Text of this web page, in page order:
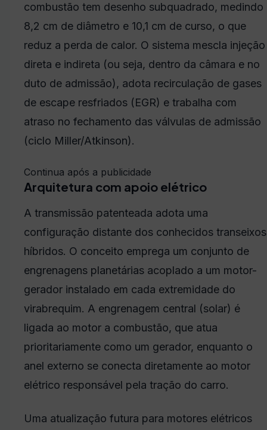
combustão tem desenho subquadrado, medindo
8,2 cm de diâmetro e 10,1 cm de curso, o que
reduz a perda de calor. O sistema mescla injeção
direta e indireta (ou seja, dentro da câmara e no
duto de admissão), adota recirculação de gases
de escape resfriados (EGR) e trabalha com
atraso no fechamento das válvulas de admissão
(ciclo Miller/Atkinson).
Continua após a publicidade
Arquitetura com apoio elétrico
A transmissão patenteada adota uma
configuração distante dos conhecidos transeixos
híbridos. O conceito emprega um conjunto de
engrenagens planetárias acoplado a um motor-
gerador instalado em cada extremidade do
virabrequim. A engrenagem central (solar) é
ligada ao motor a combustão, que atua
prioritariamente como um gerador, enquanto o
anel externo se conecta diretamente ao motor
elétrico responsável pela tração do carro.
Uma atualização futura para motores elétricos